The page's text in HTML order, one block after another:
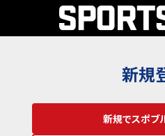
新規
新規でスポブ